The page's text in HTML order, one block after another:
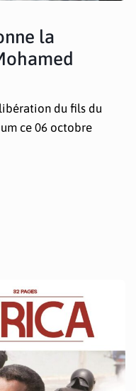
la
du fils du
ce 06 octobre